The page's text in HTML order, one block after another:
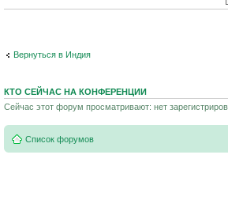
Вернуться в Индия
КТО СЕЙЧАС НА КОНФЕРЕНЦИИ
Сейчас этот форум просматривают: нет
Список форумов